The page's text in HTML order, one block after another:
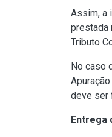
Assim, a
prestada
Tributo
No caso
deve ser
Entrega